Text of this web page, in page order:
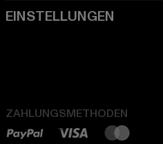
ZAHLUNGSMETHODEN